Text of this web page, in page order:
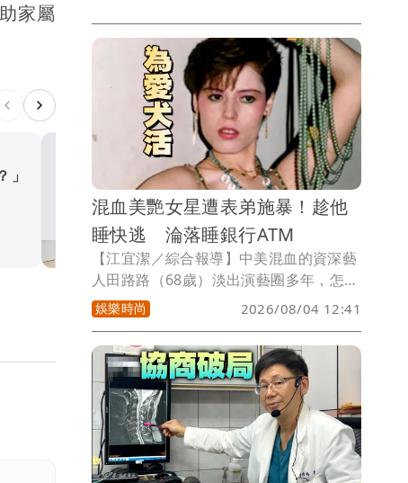
家屬
蔡英文宣布接「這縣市」競
委！網嚇：沒見過這麼大咖
政治
豪7月31日表示，經聆聽各方意見、討
論，並審慎思考後，他決定放棄縣長選
舉，據悉整合成功是因前總統蔡英文出手
化解，但最讓人震驚的是，蔡英文竟要擔
任陳瑩競選總部主任委員，被笑稱是史上
最大咖。
混血美艷女星遭表弟施暴！趁他
睡快逃 淪落睡銀行ATM
【江宜潔／綜合報導】中美混血的資深藝
人田路路（68歲）淡出演藝圈多年，怎料
疫情期間沒收入、腳受傷，隨後又因大小
便失禁送醫，生活頓時陷入困苦，逼得她
只好向紀寶如、龍千玉、張秀卿等藝人借
錢，引發關注。田路路坦言，其實自己當
年是遭表弟施暴才逃出、睡在銀行ATM
旁，如今她下定決心重新振作，並靠在網
路上賣「路路龜苓膏」維生。
娛樂時尚 2026/08/04 12:41